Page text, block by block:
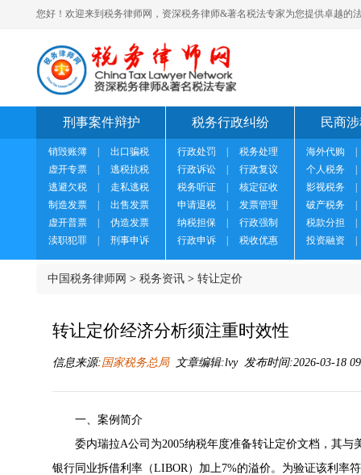
您好！欢迎来到税务律师网，资深税务律师&著名税法专家为您提供卓越的
刑事案件辩护
销毁账簿
出口骗税
虚开专票
逃税抗税
逃避欠税
走私逃税
制造发票
出售发票
虚开普票
伪造发票
渎职犯罪
刑事申诉
税务行政纠纷
行政处罚
税务处理
行政诉讼
行政复议
税务听证
核定征收
申请退税
发票管理
纳税担保
行政强制
行政申诉
税收优惠
民商
海外代购
个人税务
影视税务
破产税务
税款分担
投资融资
中国税务律师网 > 税务资讯 > 转让定价
转让定价经济分析须注重时效性
信息来源:国家税务总局文章编辑:lvy 发布时间:2026-03-18
一、案例简介
委内瑞拉A公司为2005纳税年度准备转让定价文档，其
银行同业拆借利率（LIBOR）加上7%的溢价。为验证该利率